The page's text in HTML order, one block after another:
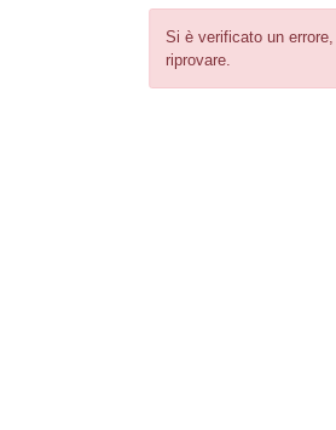
Si è verificato un
riprovare.